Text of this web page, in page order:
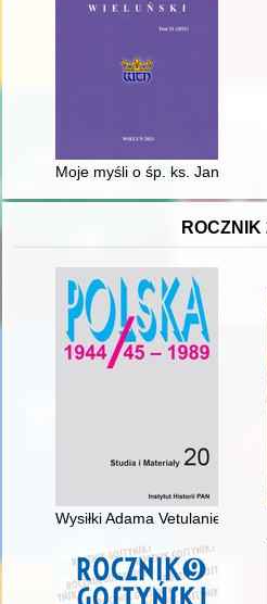
Moje myśli o śp. ks. Janie
ROCZNIK
Wysiłki Adama Vetulaniego